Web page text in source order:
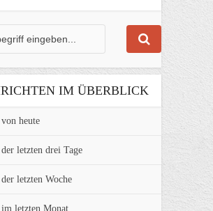
IM ÜBERBLICK
heute
letzten drei Tage
letzten Woche
letzten Monat